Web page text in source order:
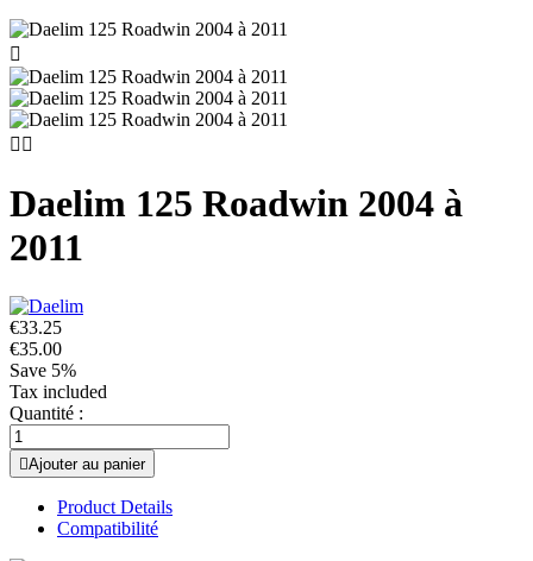

 
Daelim 125 Roadwin 2004 à
2011
€33.25
€35.00
Save 5%
Tax included
Quantité :
Ajouter au panier
Product Details
Compatibilité